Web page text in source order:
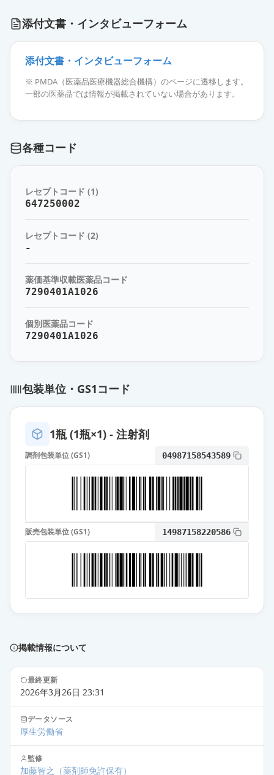
イ」ススキ花粉1：1,000
薬価 4267 円
イ」米1：1,000
薬価 4267 円
通常出荷
イ」ブタクサ花粉1：1,000
診断用アレルゲン皮内エキス「トリ
イ」トウモロコシ1：1,000
薬価 4267 円
診断用アレルゲン皮内エキス「トリ
イ」クリ1：1,000
薬価 4267 円
イ」カモガヤ花粉1：1,000
診断用アレルゲン皮内エキス「トリ
イ」スギ花粉1：1,000
薬価 4267 円
通常出荷
イ」エダマメ1：1,000
薬価 4267 円
通常出荷
4267 円
薬価 4267 円
添付文書・インタビューフォーム
添付文書・インタビューフォーム
※ PMDA（医薬品医療機器総合機構）のページに遷移します。
一部の医薬品では情報が掲載されていない場合があります。
各種コード
レセプトコード (1)
647250002
レセプトコード (2)
-
薬価基準収載医薬品コード
7290401A1026
個別医薬品コード
7290401A1026
包装単位・GS1コード
1瓶 (1瓶×1) - 注射剤
調剤包装単位 (GS1) 04987158543589
販売包装単位 (GS1) 14987158220586
掲載情報について
最終更新
2026年3月26日 23:31
データソース
厚生労働省
監修
加藤智之 （薬剤師免許保有）